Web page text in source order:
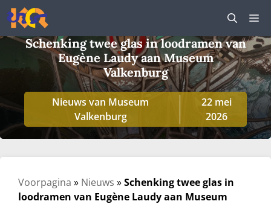
Ga
naar
de
inhoudSchenking twee glas in loodramen van
Eugène Laudy aan Museum
Valkenburg
Nieuws van Museum
Valkenburg
22 mei
2026
Voorpagina » Nieuws »Schenking twee glas in
loodramen van Eugène Laudy aan Museum